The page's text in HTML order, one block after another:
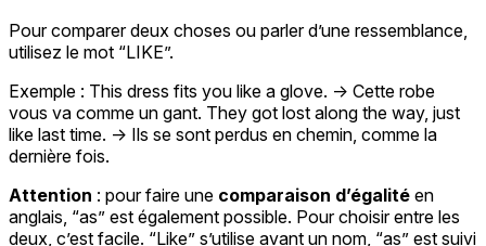
Pour comparer deux choses ou parler d’une ressemblance,
utilisez le mot “LIKE”.
Exemple : This dress fits you like a glove. -> Cette robe
vous va comme un gant. They got lost along the way, just
like last time. -> Ils se sont perdus en chemin, comme la
dernière fois.
Attention : pour faire une comparaison d’égalité en
anglais, “as” est également possible. Pour choisir entre les
deux, c’est facile. “Like” s’utilise avant un nom, “as” est suivi